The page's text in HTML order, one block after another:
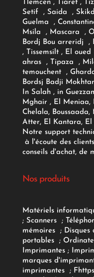
Tlemcen , Tiaret ,
Setif , Saida ,
Guelma ,
Msila , Mascara ,
Bordj Bou arreridj ,
, Tissemsilt , El oued
ahras , Tipaza ,
temouchent ,
Bordsj Badji
In Salah , in
Mghair , El Meniaa,
Chelala, Boussaada,
Atter, El Kantara,
Notre support
à l'écoute des
conseils d'achat, de
Nos produits
Matériels
; Scanners ;
mémoires
; Disques
portables
;
Imprimantes;
marques
imprimantes
; F